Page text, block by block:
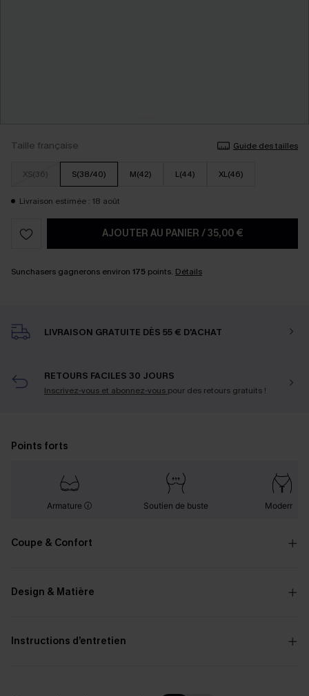
Taille française Guide des tailles
XS(36) S(38/40) M(42) L(44) XL(46)
Livraison estimée : 18 août
AJOUTER AU PANIER /35,00 €
Sunchasers gagnerons environ 175 points. Détails
LIVRAISON GRATUITE DÈS 55 € D'ACHAT
RETOURS FACILES 30 JOURS
Inscrivez-vous et abonnez-vous pour des retours gratuits !
Points forts
Armature Soutien de buste Moderne
Coupe & Confort
Design & Matière
Instructions d’entretien